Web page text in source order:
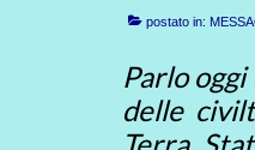
postato in:
Parlo
delle